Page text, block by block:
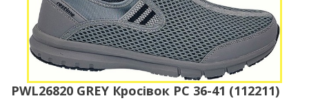
PWL26820 GREY Кросівок РС 36-41 (112211)